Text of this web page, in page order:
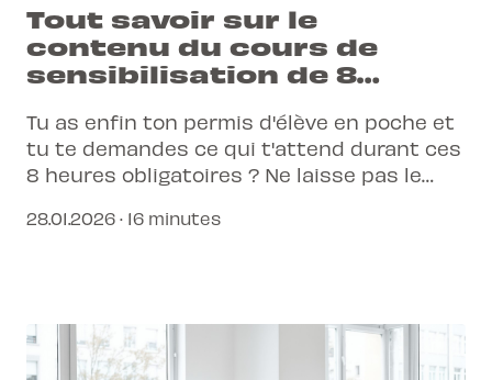
Tout savoir sur le
contenu du cours de
sensibilisation de 8
Tu as enfin ton permis d'élève en poche et
tu te demandes ce qui t'attend durant ces
8 heures obligatoires ? Ne laisse pas le
conçu pour faire de toi un conducteur
28.01.2026 · 16 minutes